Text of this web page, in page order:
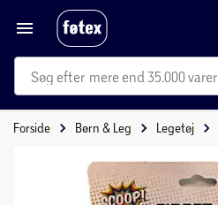
mere end 35.000 varer
Forside Børn & Leg Legetøj